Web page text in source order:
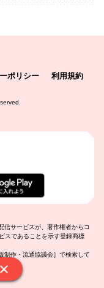
ポリシー 利用規約
信サービスが、著作権者からコ
スであることを示す登録商標
制作・流通協議会］で検索して